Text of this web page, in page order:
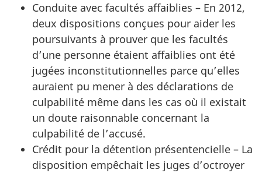
Conduite avec facultés affaiblies – En 2012,
deux dispositions conçues pour aider les
poursuivants à prouver que les facultés
d’une personne étaient affaiblies ont été
jugées inconstitutionnelles parce qu’elles
auraient pu mener à des déclarations de
culpabilité même dans les cas où il existait
un doute raisonnable concernant la
culpabilité de l’accusé.
Crédit pour la détention présentencielle – La
disposition empêchait les juges d’octroyer